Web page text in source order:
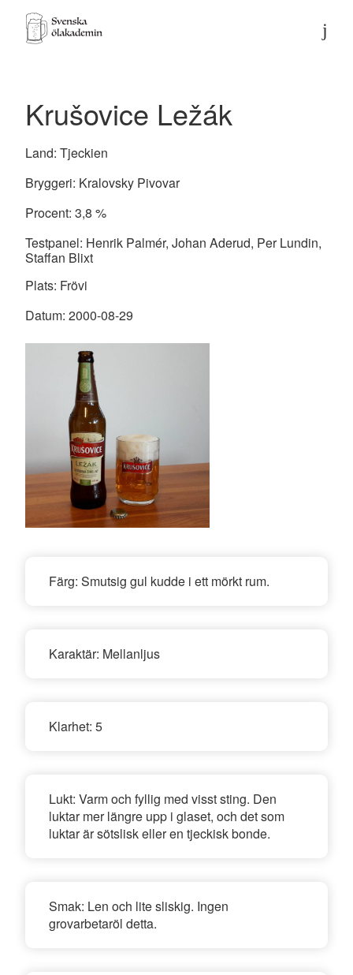
Krušovice Ležák
Land: Tjeckien
Bryggeri: Kralovsky Pivovar
Procent: 3,8 %
Testpanel: Henrik Palmér, Johan Aderud, Per Lundin,
Staffan Blixt
Plats: Frövi
Datum: 2000-08-29
Färg: Smutsig gul kudde i ett mörkt rum.
Karaktär: Mellanljus
Klarhet: 5
Lukt: Varm och fyllig med visst sting. Den
luktar mer längre upp i glaset, och det som
luktar är sötslisk eller en tjeckisk bonde.
Smak: Len och lite sliskig. Ingen
grovarbetaröl detta.